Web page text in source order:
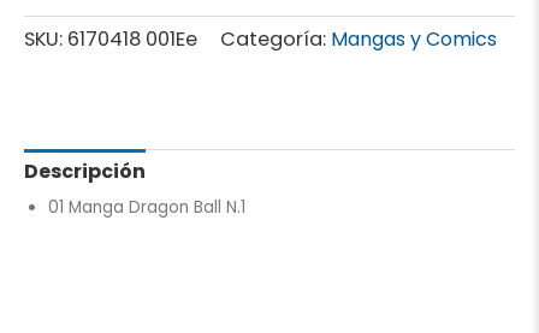
SKU: 6170418 001Ee Categoría: Mangas y Comics
Descripción
01 Manga Dragon Ball N.1